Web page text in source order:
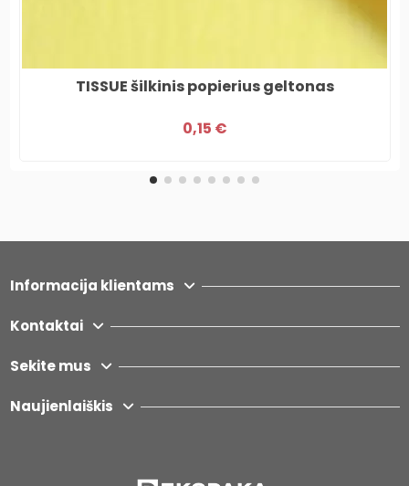
TISSUE šilkinis popierius geltonas
0,15 €
Informacija klientams
Kontaktai
Sekite mus
Naujienlaiškis